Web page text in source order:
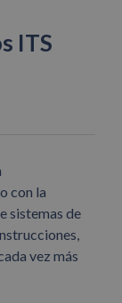
ITS
con la
sistemas de
vez más